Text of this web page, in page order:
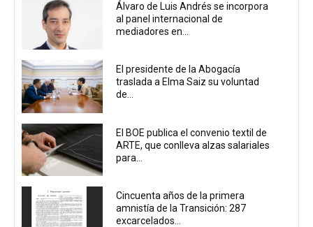
Álvaro de Luis Andrés se incorpora
al panel internacional de
mediadores en...
El presidente de la Abogacía
traslada a Elma Saiz su voluntad
de...
El BOE publica el convenio textil de
ARTE, que conlleva alzas salariales
para...
Cincuenta años de la primera
amnistía de la Transición: 287
excarcelados...